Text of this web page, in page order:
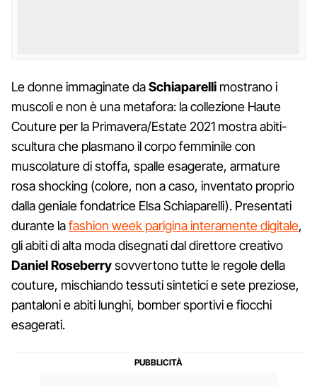
Le donne immaginate daSchiaparelli mostrano i
muscoli e non è una metafora: la collezione Haute
Couture per la Primavera/Estate 2021 mostra abiti-
scultura che plasmano il corpo femminile con
muscolature di stoffa, spalle esagerate, armature
rosa shocking (colore, non a caso, inventato proprio
dalla geniale fondatrice Elsa Schiaparelli). Presentati
durante lafashion week parigina interamente digitale,
gli abiti di alta moda disegnati dal direttore creativo
Daniel Roseberrysovvertono tutte le regole della
couture, mischiando tessuti sintetici e sete preziose,
pantaloni e abiti lunghi, bomber sportivi e fiocchi
esagerati.